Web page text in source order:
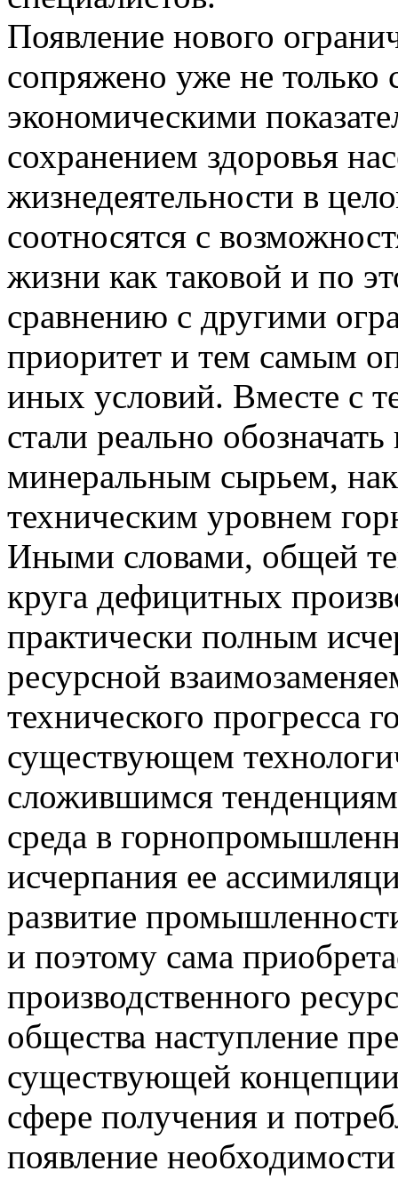
Появление нового
сопряжено уже не
экономическими
сохранением здоровья
жизнедеятельности в
соотносятся с
жизни как таковой и по
сравнению с другими
приоритет и тем самым
иных условий. Вместе с
стали реально
минеральным сырьем,
техническим уровнем
Иными словами, общей
круга дефицитных
практически полным
ресурсной
технического прогресса
существующем
сложившимся
среда в
исчерпания ее
развитие
и поэтому сама
производственного
общества наступление
существующей концепции
сфере получения и
появление